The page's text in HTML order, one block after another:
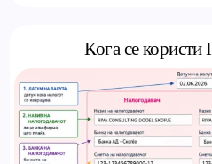
Кога се